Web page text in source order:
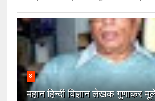
8
महान हिन्दी विज्ञान लेखक गुणाकर